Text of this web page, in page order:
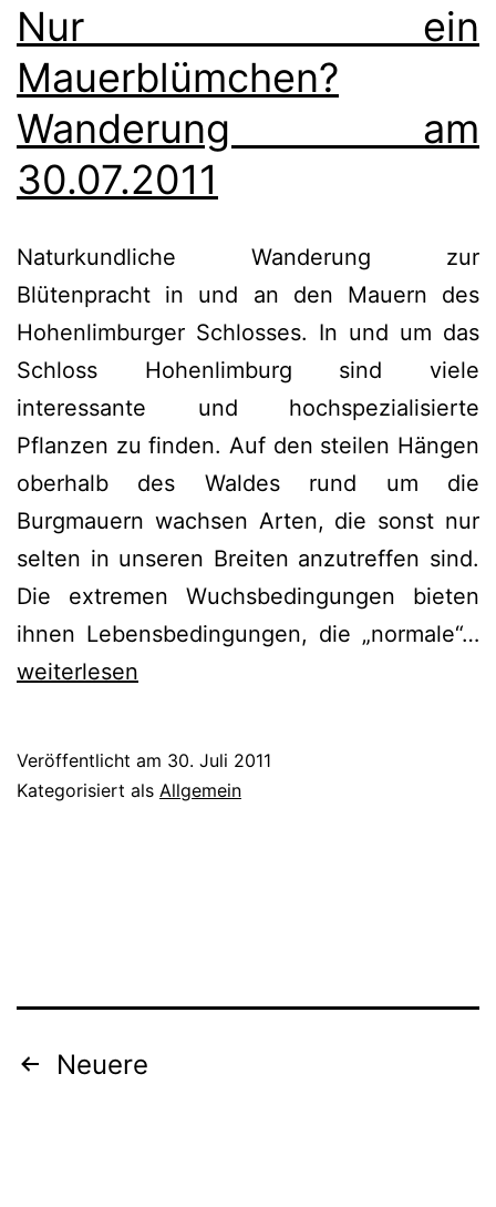
Nur ein
Mauerblümchen?
Wanderung am
30.07.2011
Naturkundliche Wanderung zur
Blütenpracht in und an den Mauern des
Hohenlimburger Schlosses. In und um das
Schloss Hohenlimburg sind viele
interessante und hochspezialisierte
Pflanzen zu finden. Auf den steilen Hängen
oberhalb des Waldes rund um die
Burgmauern wachsen Arten, die sonst nur
selten in unseren Breiten anzutreffen sind.
Die extremen Wuchsbedingungen bieten
ihnen Lebensbedingungen, die „normale“…
weiterlesen
Veröffentlicht am 30. Juli 2011
Kategorisiert als Allgemein
Seitennummerierung
Neuere